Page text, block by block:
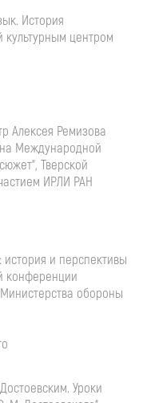
История
культурным центром
Алексея Ремизова
Международной
Тверской
ИРЛИ РАН
: история и перспективы
конференции
обороны
Уроки